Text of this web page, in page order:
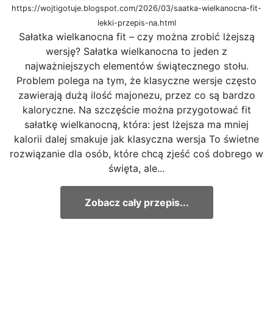
https://wojtigotuje.blogspot.com/2026/03/saatka-wielkanocna-fit-
lekki-przepis-na.html
Sałatka wielkanocna fit – czy można zrobić lżejszą
wersję? Sałatka wielkanocna to jeden z
najważniejszych elementów świątecznego stołu.
Problem polega na tym, że klasyczne wersje często
zawierają dużą ilość majonezu, przez co są bardzo
kaloryczne. Na szczęście można przygotować fit
sałatkę wielkanocną, która: jest lżejsza ma mniej
kalorii dalej smakuje jak klasyczna wersja To świetne
rozwiązanie dla osób, które chcą zjeść coś dobrego w
święta, ale...
Zobacz cały przepis...